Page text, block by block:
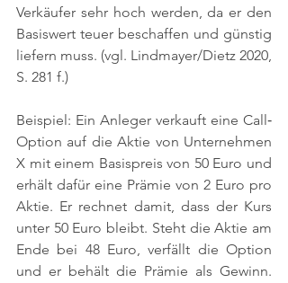
Verkäufer sehr hoch werden, da er den
Basiswert teuer beschaffen und günstig
liefern muss. (vgl. Lindmayer/Dietz 2020,
S. 281 f.)
Beispiel: Ein Anleger verkauft eine Call‐
Option auf die Aktie von Unternehmen
X mit einem Basispreis von 50 Euro und
erhält dafür eine Prämie von 2 Euro pro
Aktie. Er rechnet damit, dass der Kurs
unter 50 Euro bleibt. Steht die Aktie am
Ende bei 48 Euro, verfällt die Option
und er behält die Prämie als Gewinn.